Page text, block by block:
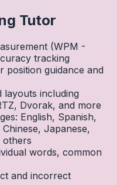
Tutor
(WPM -
tracking
position guidance and
including
Dvorak, and more
English, Spanish,
Japanese,
others
words, common
and incorrect